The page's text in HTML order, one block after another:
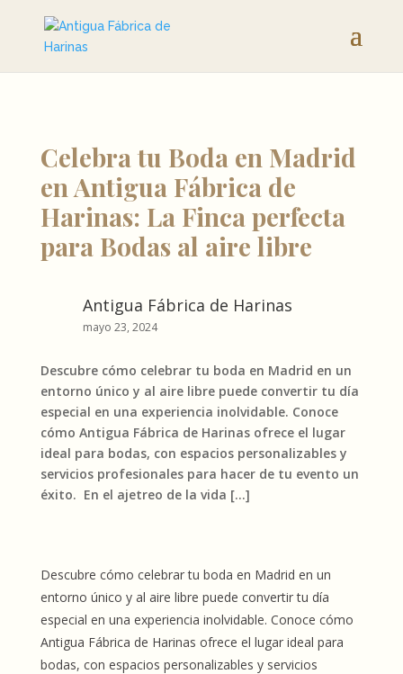
Celebra tu Boda en Madrid
en Antigua Fábrica de
Harinas: La Finca perfecta
para Bodas al aire libre
Antigua Fábrica de Harinas
mayo 23, 2024
Descubre cómo celebrar tu boda en Madrid en un
entorno único y al aire libre puede convertir tu día
especial en una experiencia inolvidable. Conoce
cómo Antigua Fábrica de Harinas ofrece el lugar
ideal para bodas, con espacios personalizables y
servicios profesionales para hacer de tu evento un
éxito. En el ajetreo de la vida […]
Descubre cómo celebrar tu boda en Madrid en un
entorno único y al aire libre puede convertir tu día
especial en una experiencia inolvidable. Conoce cómo
Antigua Fábrica de Harinas ofrece el lugar ideal para
bodas, con espacios personalizables y servicios